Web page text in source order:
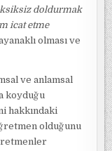
doldurmak
icat etme
olması ve
ve anlamsal
koyduğu
hakkındaki
olduğunu